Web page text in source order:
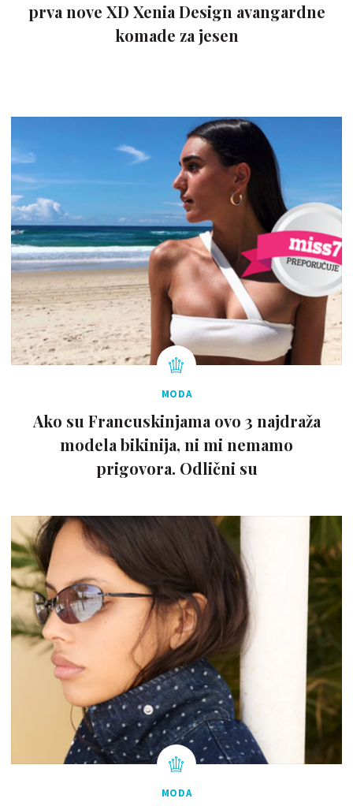
prva nove XD Xenia Design avangardne
komade za jesen
MODA
Ako su Francuskinjama ovo 3 najdraža
modela bikinija, ni mi nemamo
prigovora. Odlični su
MODA